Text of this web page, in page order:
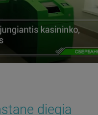
diegia